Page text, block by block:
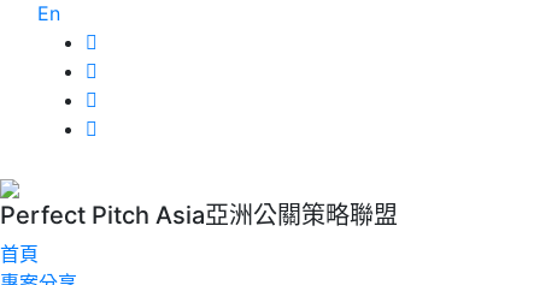
En
Perfect Pitch Asia亞洲公關策略聯盟
首頁